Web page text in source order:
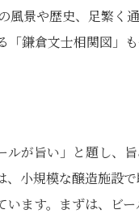
景や歴史、足繁く
鎌倉文士相関図」も
が旨い」と題し、
小規模な醸造施設
います。まずは、ビ